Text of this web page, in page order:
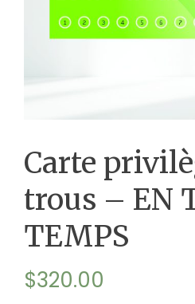
Carte
trous – EN
TEMPS
$320.00